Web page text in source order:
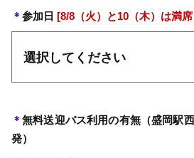
＊ 参加日 [8/8（火）と10（木）は満
＊無料送迎バス利用の有無（盛岡駅
発）